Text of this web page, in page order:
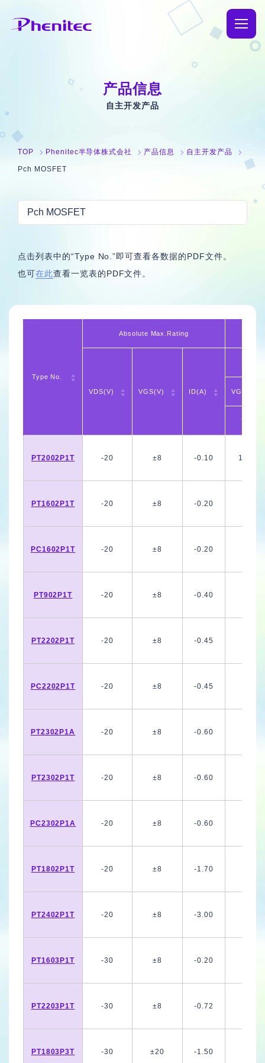
Phenitec的历史
SiC
通知
咨询
产品与制造咨询
产品信息
自主开发产品
TOP Phenitec半导体株式会社 产品信息 自主开发产品
Pch MOSFET
点击列表中的“Type No.”即可查看各数据的PDF文件。
也可在此查看一览表的PDF文件。
Type No.
Absolute Max.Rating
VDS(V) VGS(V) ID(A) VGS=1.5v
TYP
PT2002P1T -20 ±8 -0.10 11.00
PT1602P1T -20 ±8 -0.20
PC1602P1T -20 ±8 -0.20
PT902P1T -20 ±8 -0.40
PT2202P1T -20 ±8 -0.45
PC2202P1T -20 ±8 -0.45
PT2302P1A -20 ±8 -0.60
PT2302P1T -20 ±8 -0.60
PC2302P1A -20 ±8 -0.60
PT1802P1T -20 ±8 -1.70
PT2402P1T -20 ±8 -3.00
PT1603P1T -30 ±8 -0.20
PT2203P1T -30 ±8 -0.72
PT1803P3T -30 ±20 -1.50